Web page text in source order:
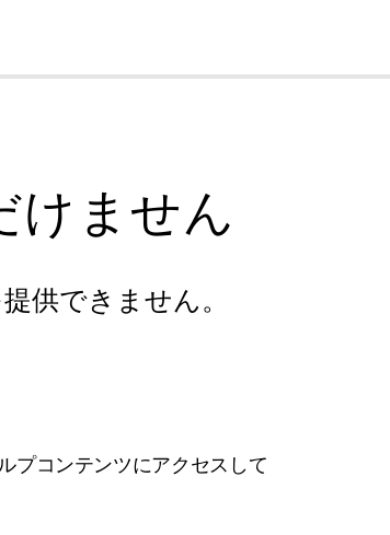
けません
供できません。
プコンテンツにアクセスして